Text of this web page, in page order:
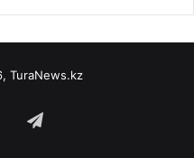
TuraNews.kz
Twitter